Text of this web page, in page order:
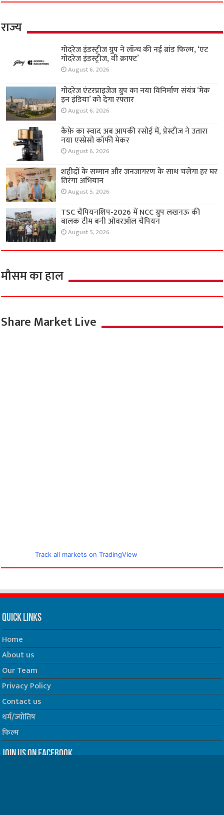
राज्य
गोदरेज इंडस्ट्रीज ग्रुप ने लॉन्च की नई ब्रांड फिल्म, ‘एट
गोदरेज इंडस्ट्रीज, वी क्राफ्ट’
August 6, 2026
गोदरेज एंटरप्राइजेज ग्रुप का नया विनिर्माण संयंत्र ‘मेक
इन इंडिया’ को देगा रफ्तार
August 6, 2026
कैफ़े का स्वाद अब आपकी रसोई में, प्रेस्टीज ने उतारा
नया एस्प्रेसो कॉफी मेकर
August 6, 2026
शहीदों के सम्मान और जनजागरण के साथ चलेगा हर घर
तिरंगा अभियान
August 5, 2026
TSC चैंपियनशिप-2026 में NCC ग्रुप लखनऊ की
बालक टीम बनी ओवरऑल चैंपियन
August 5, 2026
मौसम का हाल
Share Market Live
Track all markets on TradingView
Quick Links
Home
About us
Our Team
Privacy Policy
Contact us
धर्म/ज्योतिष
फिल्म
Join us on Facebook